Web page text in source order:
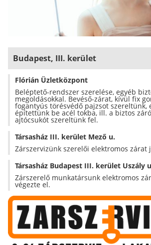
Budapest, III. kerület
Flórián Üzletközpont
Beléptető-rendszer szerelése, egyéb
megoldásokkal. Bevéső-zárat, kívül fix
fogantyús törésvédő pajzsot szereltünk,
építettünk be acél tokba, ill. a biztos
ajtócsukót szereltünk fel.
Társasház III. kerület Mező u.
Zárszervizünk szerelői elektromos zárat
Társasház Budapest III. kerület Uszály
Zárszerelő munkatársunk elektromos
végezte el.